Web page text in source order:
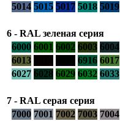
5014 5015 5017 5018 5019
6 - RAL зеленая серия
6000 6001 6002 6003 6004
6013
6916 6017
6027 6028 6029 6032 6033
7 - RAL серая серия
7000 7001 7002 7003 7004